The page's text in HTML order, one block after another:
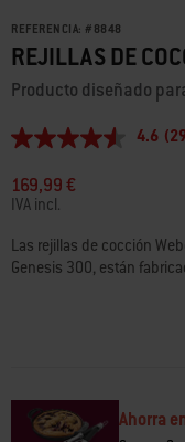
REFERENCIA: # 8848
REJILLAS DE
Producto diseñado
4.6
5
estrellas,
valor
medio
de
valoración.
página.
4.6
169,99 €
IVA incl.
Las rejillas de cocción
Genesis 300, están
Ahorra